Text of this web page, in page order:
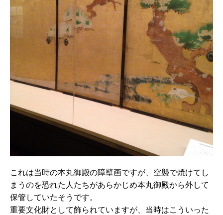
これは当時の本丸御殿の障壁画ですが、空襲で焼けてし
まうのを恐れた人たちがあらかじめ本丸御殿から外して
保管していたそうです。
重要文化財として飾られていますが、当時はこういった